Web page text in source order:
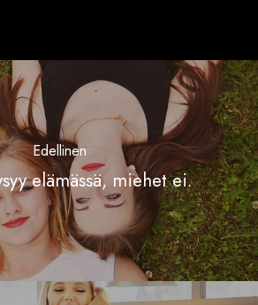
Edellinen
elämässä, miehet ei.